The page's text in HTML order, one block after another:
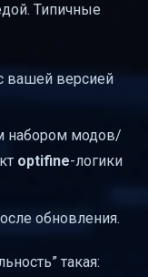
Типичные
вашей версией
набором модов/
optifine-логики
обновления.
такая: